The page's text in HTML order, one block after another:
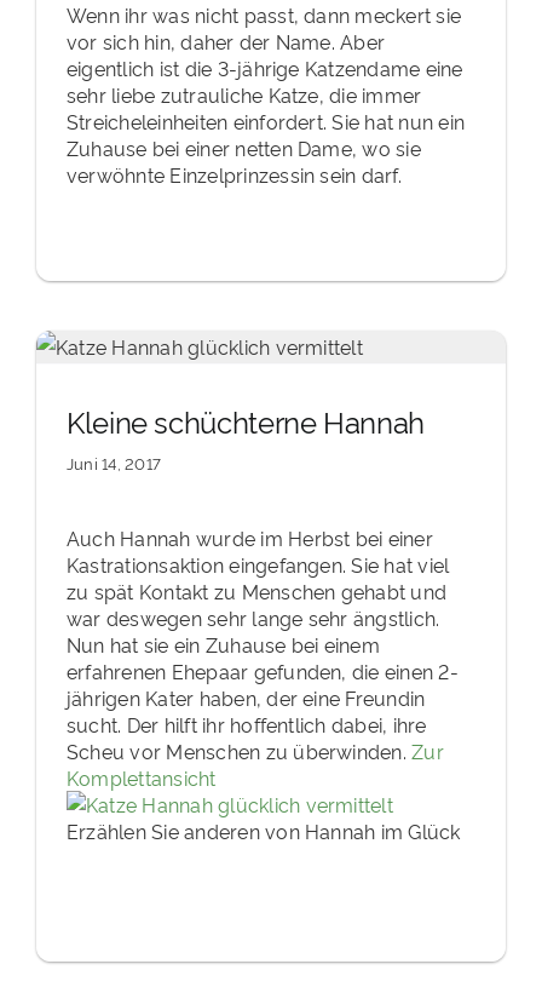
Wenn ihr was nicht passt, dann meckert sie
vor sich hin, daher der Name. Aber
eigentlich ist die 3-jährige Katzendame eine
sehr liebe zutrauliche Katze, die immer
Streicheleinheiten einfordert. Sie hat nun ein
Zuhause bei einer netten Dame, wo sie
verwöhnte Einzelprinzessin sein darf.
Kleine schüchterne Hannah
Juni 14, 2017
Auch Hannah wurde im Herbst bei einer
Kastrationsaktion eingefangen. Sie hat viel
zu spät Kontakt zu Menschen gehabt und
war deswegen sehr lange sehr ängstlich.
Nun hat sie ein Zuhause bei einem
erfahrenen Ehepaar gefunden, die einen 2-
jährigen Kater haben, der eine Freundin
sucht. Der hilft ihr hoffentlich dabei, ihre
Scheu vor Menschen zu überwinden.Zur
Komplettansicht
Erzählen Sie anderen von Hannah im Glück